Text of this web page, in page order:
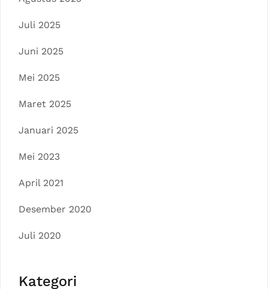
Juli 2025
Juni 2025
Mei 2025
Maret 2025
Januari 2025
Mei 2023
April 2021
Desember 2020
Juli 2020
Kategori